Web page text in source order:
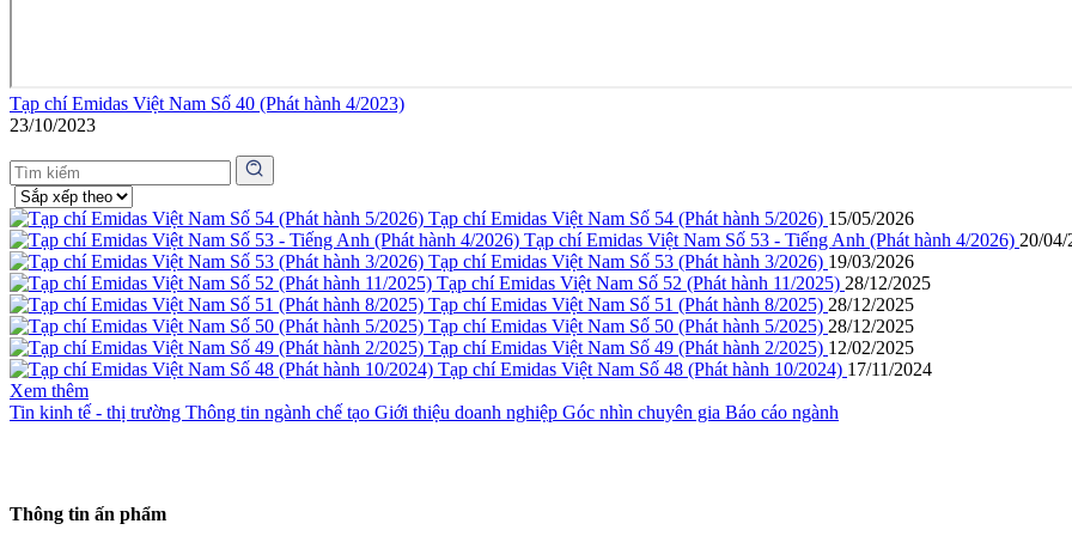
Tạp chí Emidas Việt Nam Số 40 (Phát hành 4/2023)
23/10/2023
Tạp chí Emidas Việt Nam Số 54 (Phát hành 5/2026) 15/05/2026
Tạp chí Emidas Việt Nam Số 53 - Tiếng Anh (Phát hành 4/2026) 20/04/
Tạp chí Emidas Việt Nam Số 53 (Phát hành 3/2026) 19/03/2026
Tạp chí Emidas Việt Nam Số 52 (Phát hành 11/2025) 28/12/2025
Tạp chí Emidas Việt Nam Số 51 (Phát hành 8/2025) 28/12/2025
Tạp chí Emidas Việt Nam Số 50 (Phát hành 5/2025) 28/12/2025
Tạp chí Emidas Việt Nam Số 49 (Phát hành 2/2025) 12/02/2025
Tạp chí Emidas Việt Nam Số 48 (Phát hành 10/2024) 17/11/2024
Xem thêm
Tin kinh tế - thị trường Thông tin ngành chế tạo Giới thiệu doanh nghiệp Góc nhìn chuyên gia Báo cáo ngành
Thông tin ấn phẩm